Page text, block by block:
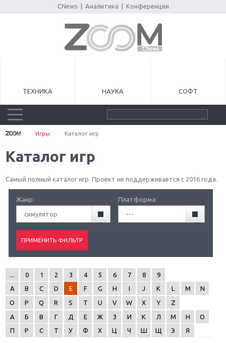
CNews Аналитика Конференции
ТЕХНИКА НАУКА СОФТ
Игры Каталог игр
Каталог игр
Самый полный каталог игр. Проект не поддерживается с 2016 года.
Жанр:
симулятор
Платформа:
---
0 1 2 3 4 5 6 7 8
9
A
B C D E F G H I J K L M
N
O
P Q R S T U V W X Y
Z
А
Б В Г Д Е Ж З И К Л М Н
О
П
Р С Т У Ф Х Ц Ч Ш Щ Э Я